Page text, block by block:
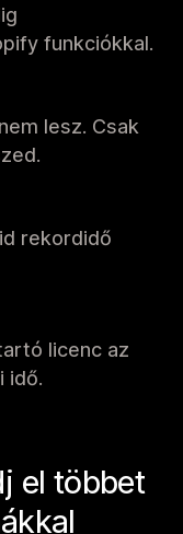
funkciókkal.
lesz. Csak
rekordidő
licenc az
idő.
el többet